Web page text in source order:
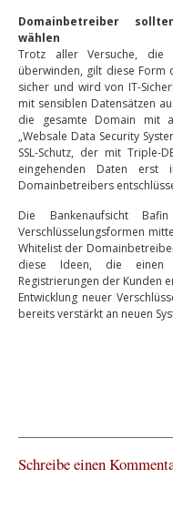
Domainbetreiber
wählen
Trotz aller Versuche, die
überwinden, gilt diese Form
sicher und wird von IT-
mit sensiblen Datensätzen
die gesamte Domain mit
„Websale Data Security
SSL-Schutz, der mit Triple-
eingehenden Daten erst
Domainbetreibers
Die Bankenaufsicht
Verschlüsselungsformen
Whitelist der
diese Ideen, die einen
Registrierungen der Kunden
Entwicklung neuer
bereits verstärkt an neuen
Schreibe einen